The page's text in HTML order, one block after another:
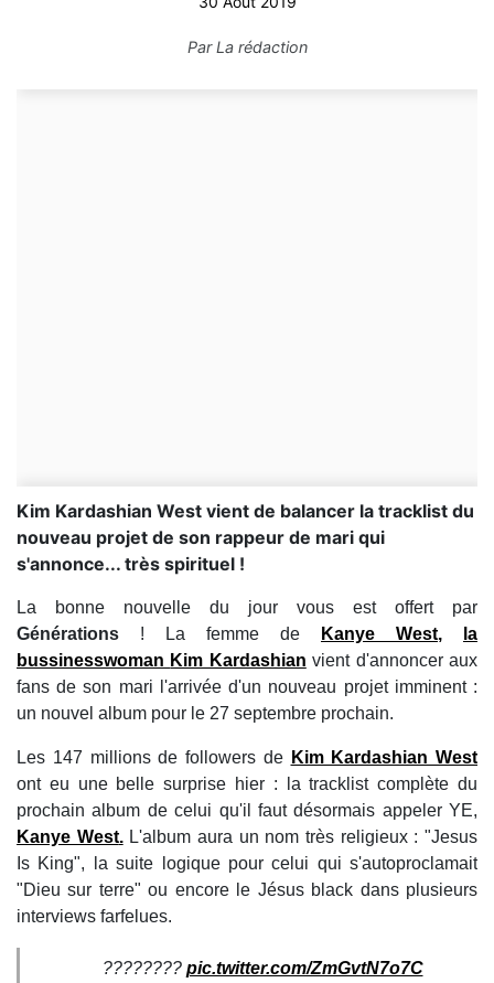
ParLa rédaction
Kim Kardashian West vient de balancer la tracklist du
nouveau projet de son rappeur de mari qui
s'annonce... très spirituel !
La bonne nouvelle du jour vous est offert par
Générations ! La femme de Kanye West,
la
bussinesswoman Kim Kardashian vient d'annoncer aux
fans de son mari l'arrivée d'un nouveau projet imminent :
un nouvel album pour le 27 septembre prochain.
Les 147 millions de followers de
Kim Kardashian West
ont eu une belle surprise hier : la tracklist complète du
prochain album de celui qu'il faut désormais appeler YE,
Kanye West.L'album aura un nom très religieux : "Jesus
Is King", la suite logique pour celui qui s'autoproclamait
"Dieu sur terre" ou encore le Jésus black dans plusieurs
interviews farfelues.
???????? pic.twitter.com/ZmGvtN7o7C